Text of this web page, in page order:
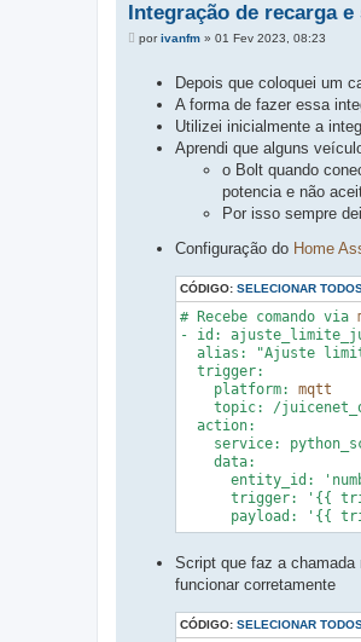
Integração de recarga
Mporivanfm » 01 Fev 2023, 08:23
Depois que coloquei um
A forma de fazer essa
Utilizei inicialmente a
Aprendi que alguns
o Bolt quando
potencia e não
Por isso sempre
Configuração do Home
CÓDIGO: SELECIONAR
# Recebe comando via
- id:
alias: "Ajuste
  trigger:
    platform:
mqtt
topic: /
  action:
service:
    data:
entity_id:
trigger: '{{
payload: '{{
Script que faz a
funcionar corretamente
CÓDIGO: SELECIONAR